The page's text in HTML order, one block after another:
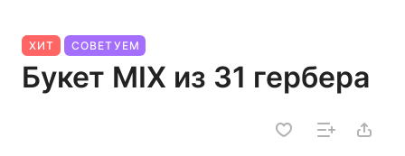
ХИТ СОВЕТУЕМ
Букет MIX из 31 гербера